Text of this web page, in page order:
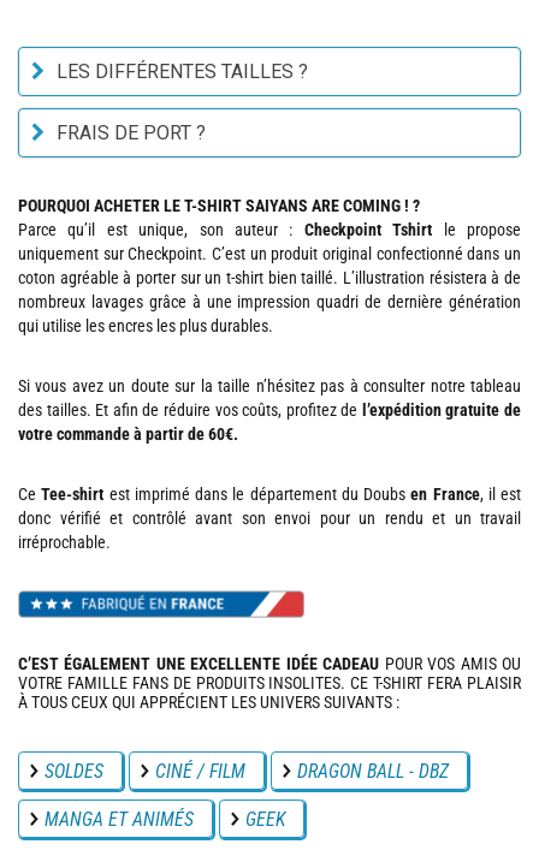
LES DIFFÉRENTES TAILLES ?
FRAIS DE PORT ?
POURQUOI ACHETER LE T-SHIRT SAIYANS ARE COMING ! ?
Parce qu’il est unique, son auteur : Checkpoint Tshirt le propose
uniquement sur Checkpoint. C’est un produit original confectionné dans un
coton agréable à porter sur un t-shirt bien taillé. L’illustration résistera à de
nombreux lavages grâce à une impression quadri de dernière génération
qui utilise les encres les plus durables.
Si vous avez un doute sur la taille n’hésitez pas à consulter notre tableau
des tailles. Et afin de réduire vos coûts, profitez de l’expédition gratuite de
votre commande à partir de 60€.
CeTee-shirt est imprimé dans le département du Doubsen France, il est
donc vérifié et contrôlé avant son envoi pour un rendu et un travail
irréprochable.
C’EST ÉGALEMENT UNE EXCELLENTE IDÉE CADEAU POUR VOS AMIS OU
VOTRE FAMILLE FANS DE PRODUITS INSOLITES. CE T-SHIRT FERA PLAISIR
À TOUS CEUX QUI APPRÉCIENT LES UNIVERS SUIVANTS :
SOLDES CINÉ / FILM DRAGON BALL - DBZ
MANGA ET ANIMÉS GEEK